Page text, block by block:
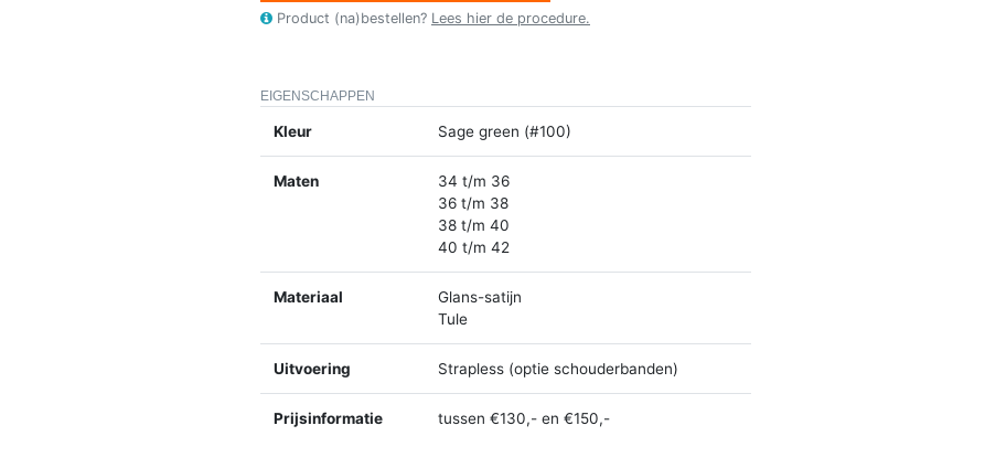
Product (na)bestellen? Lees hier de procedure.
EIGENSCHAPPEN
Kleur Sage green (#100)
Maten
34 t/m 36
36 t/m 38
38 t/m 40
40 t/m 42
Materiaal
Glans-satijn
Tule
Uitvoering Strapless (optie schouderbanden)
Prijsinformatie tussen €130,- en €150,-